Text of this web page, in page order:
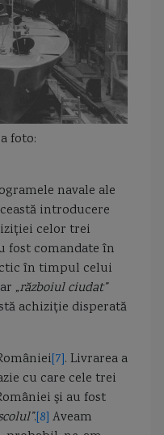
foto:
navale ale
introducere
celor trei
fost comandate în
în timpul celui
„războiul ciudat”
achiziţie disperată
[7]. Livrarea a
cu care cele trei
şi au fost
.[8] Aveam